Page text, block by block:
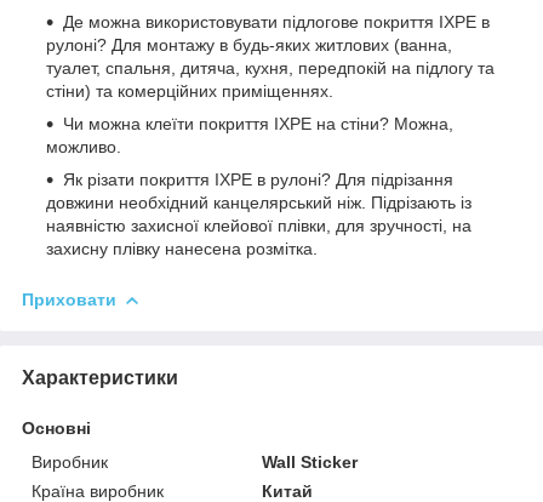
Де можна використовувати підлогове покриття IXPE в
рулоні? Для монтажу в будь-яких житлових (ванна,
туалет, спальня, дитяча, кухня, передпокій на підлогу та
стіни) та комерційних приміщеннях.
Чи можна клеїти покриття IXPE на стіни? Можна,
можливо.
Як різати покриття IXPE в рулоні? Для підрізання
довжини необхідний канцелярський ніж. Підрізають із
наявністю захисної клейової плівки, для зручності, на
захисну плівку нанесена розмітка.
Приховати
Характеристики
Основні
Виробник
Wall Sticker
Країна виробник
Китай